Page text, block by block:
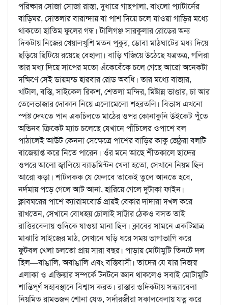
পরিষ্কার সোজা সোজা রাস্তা, দুধারে গাছপালা, বাংলো প্যাটার্নের
বাড়িঘর, দোতলার বারান্দায় বা পাশ দিয়ে চলে যাওয়া গাড়ির মধ্যে
থাকতো ছাতিম ফুলের গন্ধ। টালিগঞ্জ সারকুলার রোডের অন্য
দিকটায় নিজের খেয়ালখুশি মতন পুকুর, ডোবা মাঠঘাটের মধ্য দিয়ে
ছড়িয়ে ছিটিয়ে রয়েছে বেহালা। বাড়ি গজিয়ে উঠেছে যত্রতত্র, গলিরা
তার মধ্য দিয়ে সাপের মতো এঁকেবেঁকে চলে গেছে আরো অনেকটা
দক্ষিণে সেই ডায়মন্ড হারবার রোড অবধি। তার মধ্যে বাজার,
খাটাল, বস্তি, সাইকেল রিকশ, শেতলা মন্দির, মিষ্টান্ন ভাণ্ডার, চা আর
তেলেভাজার দোকান নিয়ে এলোমেলো শহরতলি। বিভাস এখনো
স্পষ্ট দেখতে পান একচিলতে মাঠের ওপর কোনাকুনি উইকেট পুঁতে
অভিনব ক্রিকেট ম্যাচ চলেছে যেখানে পাঁচিলের ওপাশে বল
পাঠালেই আউট কেননা সেক্ষেত্রে পাশের বাড়ির কাকু জেঠুরা বলটি
বাজেয়াপ্ত করে নিতে পারেন। ওঁর মনে আছে শীতকালে ছাদের
ওপরে আলো জ্বালিয়ে ব্যাডমিন্টন খেলা হতো, সেখানে নিয়ম ছিল
আরো কড়া। শাটলকক যে ফেলবে তাকেই তুলে আনতে হবে,
নর্দমায় পড়ে গেলে আট আনা, হারিয়ে গেলে দুটাকা ফাইন।
ক্লাবঘরের পাশে ক্যারামবোর্ড প্রায়ই বেকার দাদারা দখল করে
রাখতেন, সেখানে বোধহয় চোলাই সাট্টার ঠেকও বসত তাই
রাত্তিরবেলায় ওদিকে যাওয়া মানা ছিল। ক্লাবের সামনে একটিমাত্র
মাঝারি সাইজের মাঠ, সেখানে ঘড়ি ধরে সময় ভাগাভাগি করে
ফুটবল খেলা চলতো প্রায় সারা বছর। পাড়ায় মোটামুটি তিনটে দল
ছিল—বাঙালি, অবাঙালি এবং বস্তিবাসী। তাদের যে যার নিজস্ব
এলাকা ও এক্তিয়ার সম্পর্কে টনটনে জ্ঞান থাকলেও সবাই মোটামুটি
শান্তিপূর্ণ সহাবস্থানে বিশ্বাস করত। রাস্তার ওদিকটায় সন্ধ্যাবেলা
নিয়মিত রামভজন শোনা যেত, সর্দারজীরা সকালবেলায় যত্ন করে